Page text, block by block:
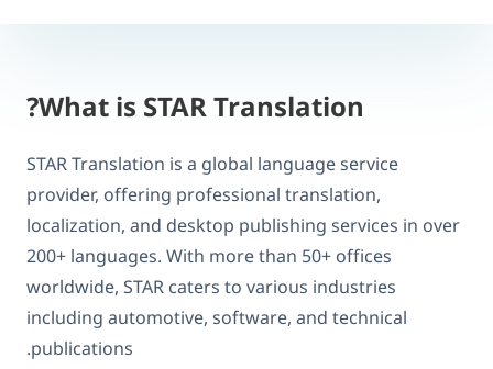
What is STAR Translation?
STAR Translation is a global language service
provider, offering professional translation,
localization, and desktop publishing services in over
200+ languages. With more than 50+ offices
worldwide, STAR caters to various industries
including automotive, software, and technical
publications.